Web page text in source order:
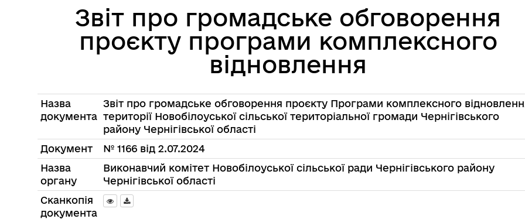
Звіт про громадське обговорення
проєкту програми комплексного
відновлення
Назва
документа
Звіт про громадське обговорення проєкту Програми комплексного
території Новобілоуської сільської територіальної громади Чернігівського
району Чернігівської області
Документ
№ 1166 від 2.07.2024
Назва
органу
Виконавчий комітет Новобілоуської сільської ради Чернігівського району
Чернігівської області
Сканкопія
документа